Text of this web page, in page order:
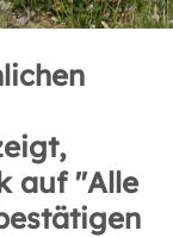
auf "Alle